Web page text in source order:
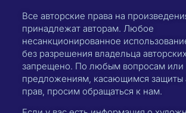
Все авторские права на
принадлежат авторам. Любое
несанкционированное
без разрешения владельца
запрещено. По любым вопросам или
предложениям, касающимся защиты
прав, просим обращаться к нам.